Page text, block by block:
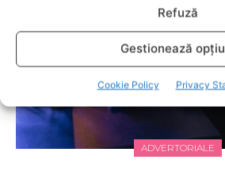
Refuză
Gestionează
Cookie Policy Privacy
ADVERTORIALE